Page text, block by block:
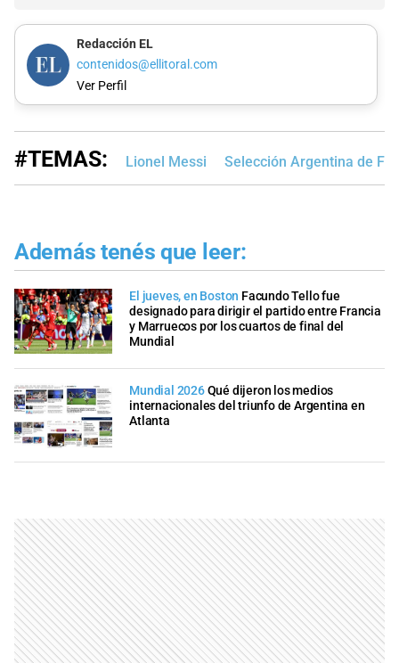
Redacción EL
contenidos@ellitoral.com
Ver Perfil
#TEMAS: Lionel Messi Selección Argentina de
Además tenés que leer:
El jueves, en Boston Facundo Tello fue
designado para dirigir el partido entre Francia
y Marruecos por los cuartos de final del
Mundial
Mundial 2026Qué dijeron los medios
internacionales del triunfo de Argentina en
Atlanta